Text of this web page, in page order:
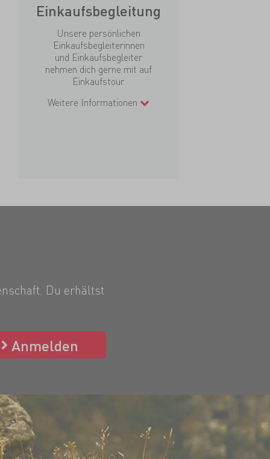
Einkaufsbegleitung
Unsere persönlichen
Einkaufsbegleiterinnen
und Einkaufsbegleiter
nehmen dich gerne mit auf
Einkaufstour.
Weitere Informationen
Du erhältst
Anmelden